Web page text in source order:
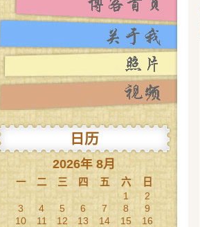
日历
2026年 8月
一 二 三 四 五 六
日
1
2
3
4 5 6 7 8
9
10
11 12 13 14 15
16